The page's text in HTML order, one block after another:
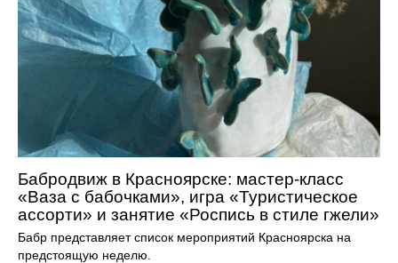
Бабродвиж в Красноярске: мастер-класс
«Ваза с бабочками», игра «Туристическое
ассорти» и занятие «Роспись в стиле гжели»
Бабр представляет список мероприятий Красноярска на
предстоящую неделю.